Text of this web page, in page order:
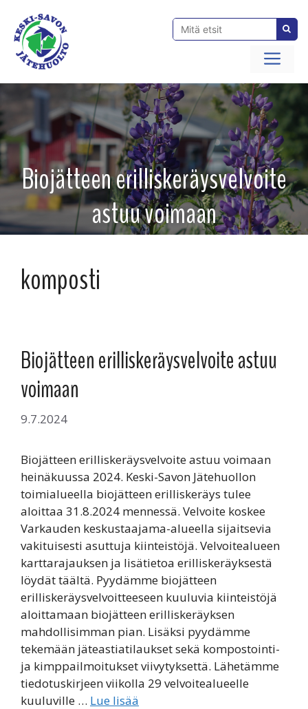
sisältöön
Biojätteen erilliskeräysvelvoite
astuu voimaan
komposti
Biojätteen erilliskeräysvelvoite astuu
voimaan
9.7.2024
Biojätteen erilliskeräysvelvoite astuu voimaan
heinäkuussa 2024. Keski-Savon Jätehuollon
toimialueella biojätteen erilliskeräys tulee
aloittaa 31.8.2024 mennessä. Velvoite koskee
Varkauden keskustaajama-alueella sijaitsevia
vakituisesti asuttuja kiinteistöjä. Velvoitealueen
karttarajauksen ja lisätietoa erilliskeräyksestä
löydät täältä. Pyydämme biojätteen
erilliskeräysvelvoitteeseen kuuluvia kiinteistöjä
aloittamaan biojätteen erilliskeräyksen
mahdollisimman pian. Lisäksi pyydämme
tekemään jäteastiatilaukset sekä kompostointi-
ja kimppailmoitukset viivytyksettä. Lähetämme
tiedotuskirjeen viikolla 29 velvoitealueelle
kuuluville … Lue lisää